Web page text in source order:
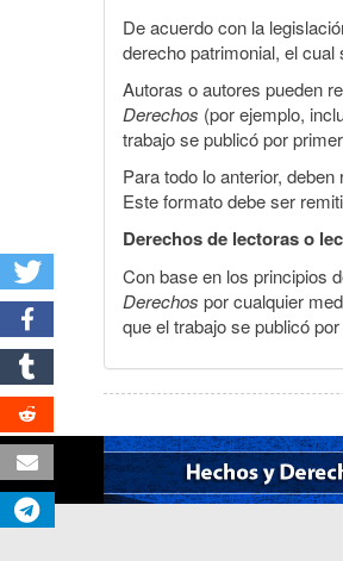
De acuerdo con la
derecho patrimonial, el
Autoras o autores pueden
Derechos (por ejemplo,
trabajo se publicó por
Para todo lo anterior,
Este formato debe ser
Derechos de lectoras o
Con base en los principios
Derechos por cualquier
que el trabajo se publicó